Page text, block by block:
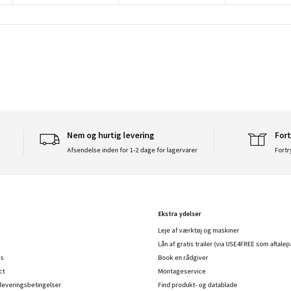
Nem og hurtig levering
Afsendelse inden for 1-2 dage for lagervarer
Ekstra ydelser
Leje af værktøj og maskiner
Lån af gratis trailer (via USE4FREE som
Book en rådgiver
Montageservice
Find produkt- og datablade